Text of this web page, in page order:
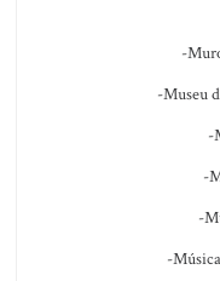
-
-Museu
-
-
-
-